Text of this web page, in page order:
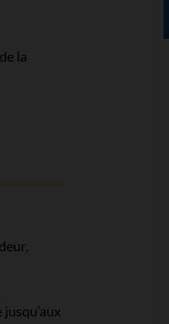
la